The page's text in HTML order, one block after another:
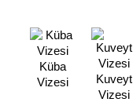
Küba
Vizesi
Kuveyt
Vizesi